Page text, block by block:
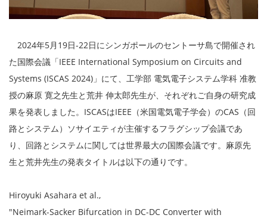
2024年5月19日-22日にシンガポールのセントーサ島で開催され
た国際会議「IEEE International Symposium on Circuits and
Systems (ISCAS 2024)」にて、工学部 電気電子システム学科 准教
授の麻原 寛之先生と荒井 伸太郎先生が、それぞれご自身の研究成
果を発表しました。ISCASはIEEE（米国電気電子学会）のCAS（回
路とシステム）ソサイエティが主催するフラグシップ会議であ
り、回路とシステムに関しては世界最大の国際会議です。麻原先
生と荒井先生の発表タイトルは以下の通りです。
Hiroyuki Asahara et al.,
"Neimark-Sacker Bifurcation in DC-DC Converter with